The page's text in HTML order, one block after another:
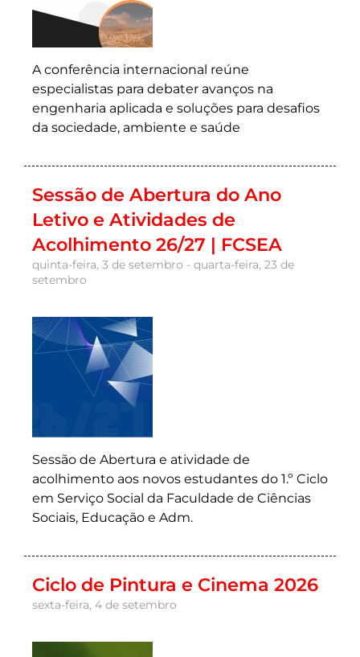
A conferência internacional reúne
especialistas para debater avanços na
engenharia aplicada e soluções para desafios
da sociedade, ambiente e saúde
Sessão de Abertura do Ano
Letivo e Atividades de
Acolhimento 26/27 | FCSEA
quinta-feira, 3 de setembro - quarta-feira, 23 de
setembro
Sessão de Abertura e atividade de
acolhimento aos novos estudantes do 1.º Ciclo
em Serviço Social da Faculdade de Ciências
Sociais, Educação e Adm.
Ciclo de Pintura e Cinema 2026
sexta-feira, 4 de setembro